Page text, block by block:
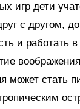
игр дети
с другом,
и работать
может стать